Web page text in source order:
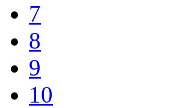
7
8
9
10